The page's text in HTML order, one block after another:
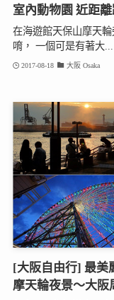
室內動物園 近距
在海遊館天保山摩天
唷， 一個可是有著大...
2017-08-18 大阪 Osaka
[大阪自由行] 最美
摩天輪夜景～大阪